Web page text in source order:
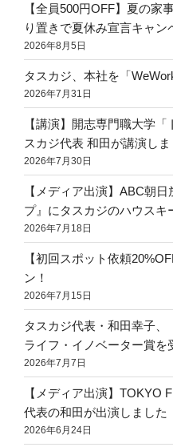
【全員500円OFF】夏の家
り置きで夏休み宣言キャン
2026年8月5日
タスカジ、本社を「
2026年7月31日
【講演】開志専門職大学
スカジ代表 和田が講演しま
2026年7月30日
【メディア出演】ABC朝
プ』にタスカジのハウスキ
2026年7月18日
【初回スポット依頼
ン！
2026年7月15日
タスカジ代表・和田幸子、
ライフ・イノベーター賞を
2026年7月7日
【メディア出演】TOKYO
代表の和田が出演しました
2026年6月24日